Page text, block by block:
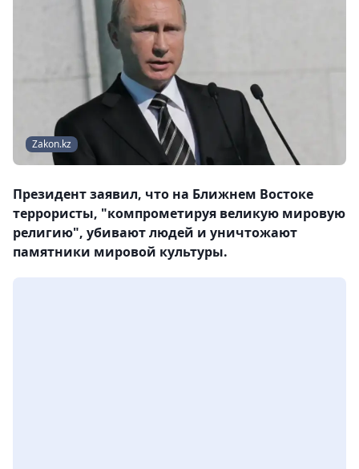
Zakon.kz
Президент заявил, что на Ближнем Востоке
террористы, "компрометируя великую мировую
религию", убивают людей и уничтожают
памятники мировой культуры.